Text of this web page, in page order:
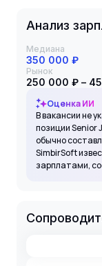
Анализ
Медиана
350 000 ₽
Рынок
250 000 ₽ –
Оценка ИИ
В вакансии не
позиции Senior
обычно
SimbirSoft
зарплатами,